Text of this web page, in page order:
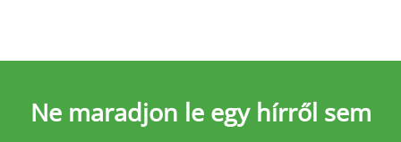
Ne maradjon le egy hírről sem